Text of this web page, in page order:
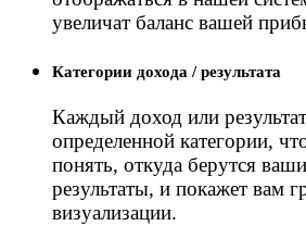
увеличат баланс вашей
Категории дохода / результата
Каждый доход или
определенной категории,
понять, откуда берутся
результаты, и покажет вам
визуализации.